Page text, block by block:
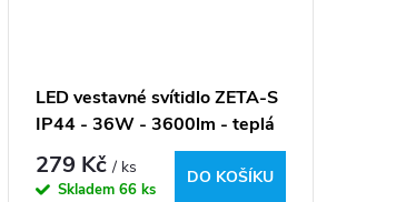
LED vestavné svítidlo ZETA-S
IP44 - 36W - 3600lm - teplá
bílá
279 Kč/ ks
Skladem 66 ks
DO KOŠÍKU